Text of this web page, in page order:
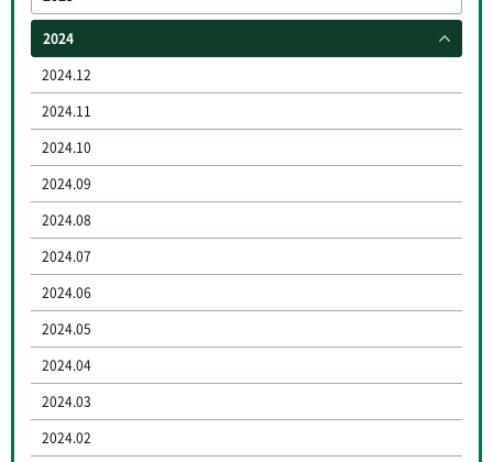
2024
2024.12
2024.11
2024.10
2024.09
2024.08
2024.07
2024.06
2024.05
2024.04
2024.03
2024.02